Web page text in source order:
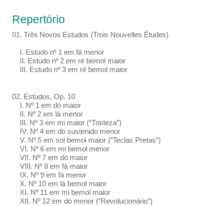
Repertório
01. Três Novos Estudos (Trois Nouvelles Études)
I. Estudo nº 1 em fá menor
II. Estudo nº 2 em ré bemol maior
III. Estudo nº 3 em ré bemol maior
02. Estudos, Op. 10
I. Nº 1 em dó maior
II. Nº 2 em lá menor
III. Nº 3 em mi maior (“Tristeza”)
IV. Nº 4 em dó sustenido menor
V. Nº 5 em sol bemol maior (“Teclas Pretas”)
VI. Nº 6 em mi bemol menor
VII. Nº 7 em dó maior
VIII. Nº 8 em fá maior
IX. Nº 9 em fá menor
X. Nº 10 em lá bemol maior
XI. Nº 11 em mi bemol maior
XII. Nº 12 em dó menor (“Revolucionário”)